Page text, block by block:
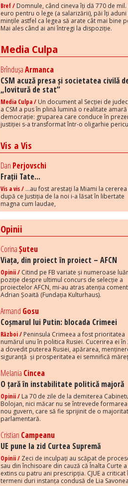
Bref / Domnule, când cineva îți dă 770 de mil.
euro pentru o lege (a salarizării), păi îți
mințile astfel ca legea să arate cât mai bine
Mai ales când ai ani întregi la dispoziție.
Media Culpa
BrîndușaArmanca
CSM acuză presa și societatea civilă
„lovitură de stat”
Media Culpa / Un document al Secției de
a CSM a pus în plină lumină o realitate
democrație: gruparea care conduce în
justiției s-a transformat într-o oligarhie
Vis a Vis
Dan Perjovschi
Frații Tate...
Vis a vis / ...au fost arestați la Miami la cererea
după ce Justiția de la noi i-a lăsat în libertate
magna cum laudae,
Opinii
CorinaȘuteu
Viața, din proiect în proiect – AFCN
Opinii / Citind pe FB variate și numeroase
poziție despre ultimul concurs de selecție a
proiectelor AFCN, mi-au atras atenția
Adrian Șoaită (Fundația Kulturhaus).
Armand Gosu
Coșmarul lui Putin: blocada Crimeei
Război / Peninsula Crimeea a fost prioritatea
numărul unu în politica Rusiei. Cucerirea ei în
a dovedit puterea Rusiei, apărarea,
siguranță și prosperitatea ei semnifică
Melania Cincea
O țară în instabilitate politică majoră
Opinii / La 70 de zile de la demiterea
Bolojan, nici măcar nu se întrevede
nou guvern, care să fie sprijinit de o
parlamentară.
Cristian Campeanu
UE pune la zid Curtea Supremă
Opinii / Zeci de inculpați au scăpat de
sau din închisoare din cauză că Înalta Curte a
extins cu patru ani prescripția. CJUE a criticat
termeni duri instanța condusă de Lia